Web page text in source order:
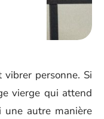
vibrer personne. Si
vierge qui attend
une autre manière